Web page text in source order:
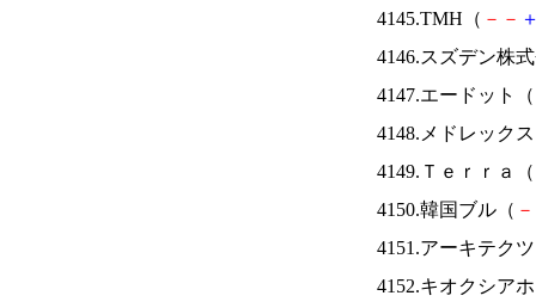
4145.TMH（ － －
4146.スズデン株
4147.エードット（
4148.メドレック
4149.Ｔｅｒｒａ（
4150.韓国ブル（ －
4151.アーキテク
4152.キオクシア